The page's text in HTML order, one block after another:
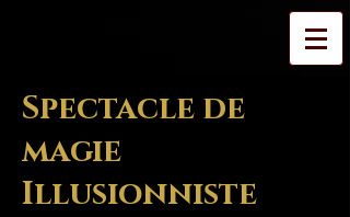
Spectacle de
magie
Illusionniste